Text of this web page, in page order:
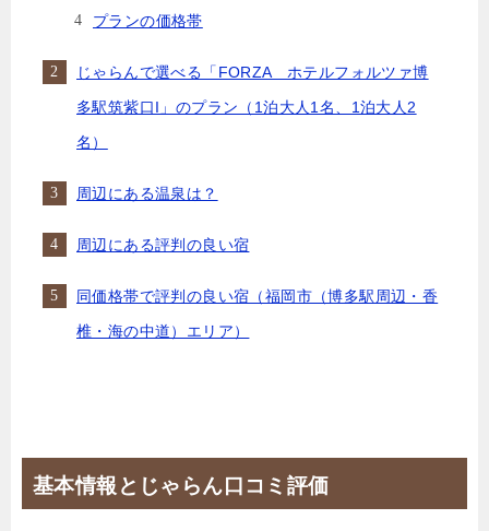
プランの価格帯
じゃらんで選べる「FORZA ホテルフォルツァ博
多駅筑紫口I」のプラン（1泊大人1名、1泊大人2
名）
周辺にある温泉は？
周辺にある評判の良い宿
同価格帯で評判の良い宿（福岡市（博多駅周辺・香
椎・海の中道）エリア）
基本情報とじゃらん口コミ評価